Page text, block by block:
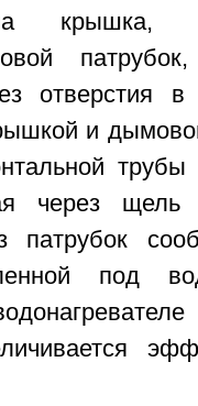
крышка,
отверстия в
и
трубы
через щель
патрубок
под